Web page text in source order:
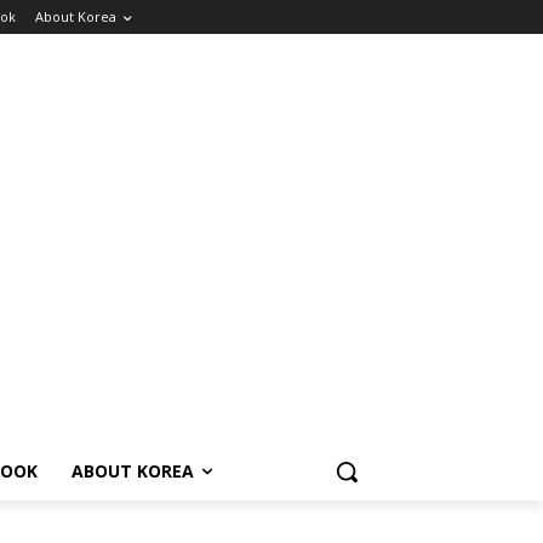
About Korea
ABOUT KOREA